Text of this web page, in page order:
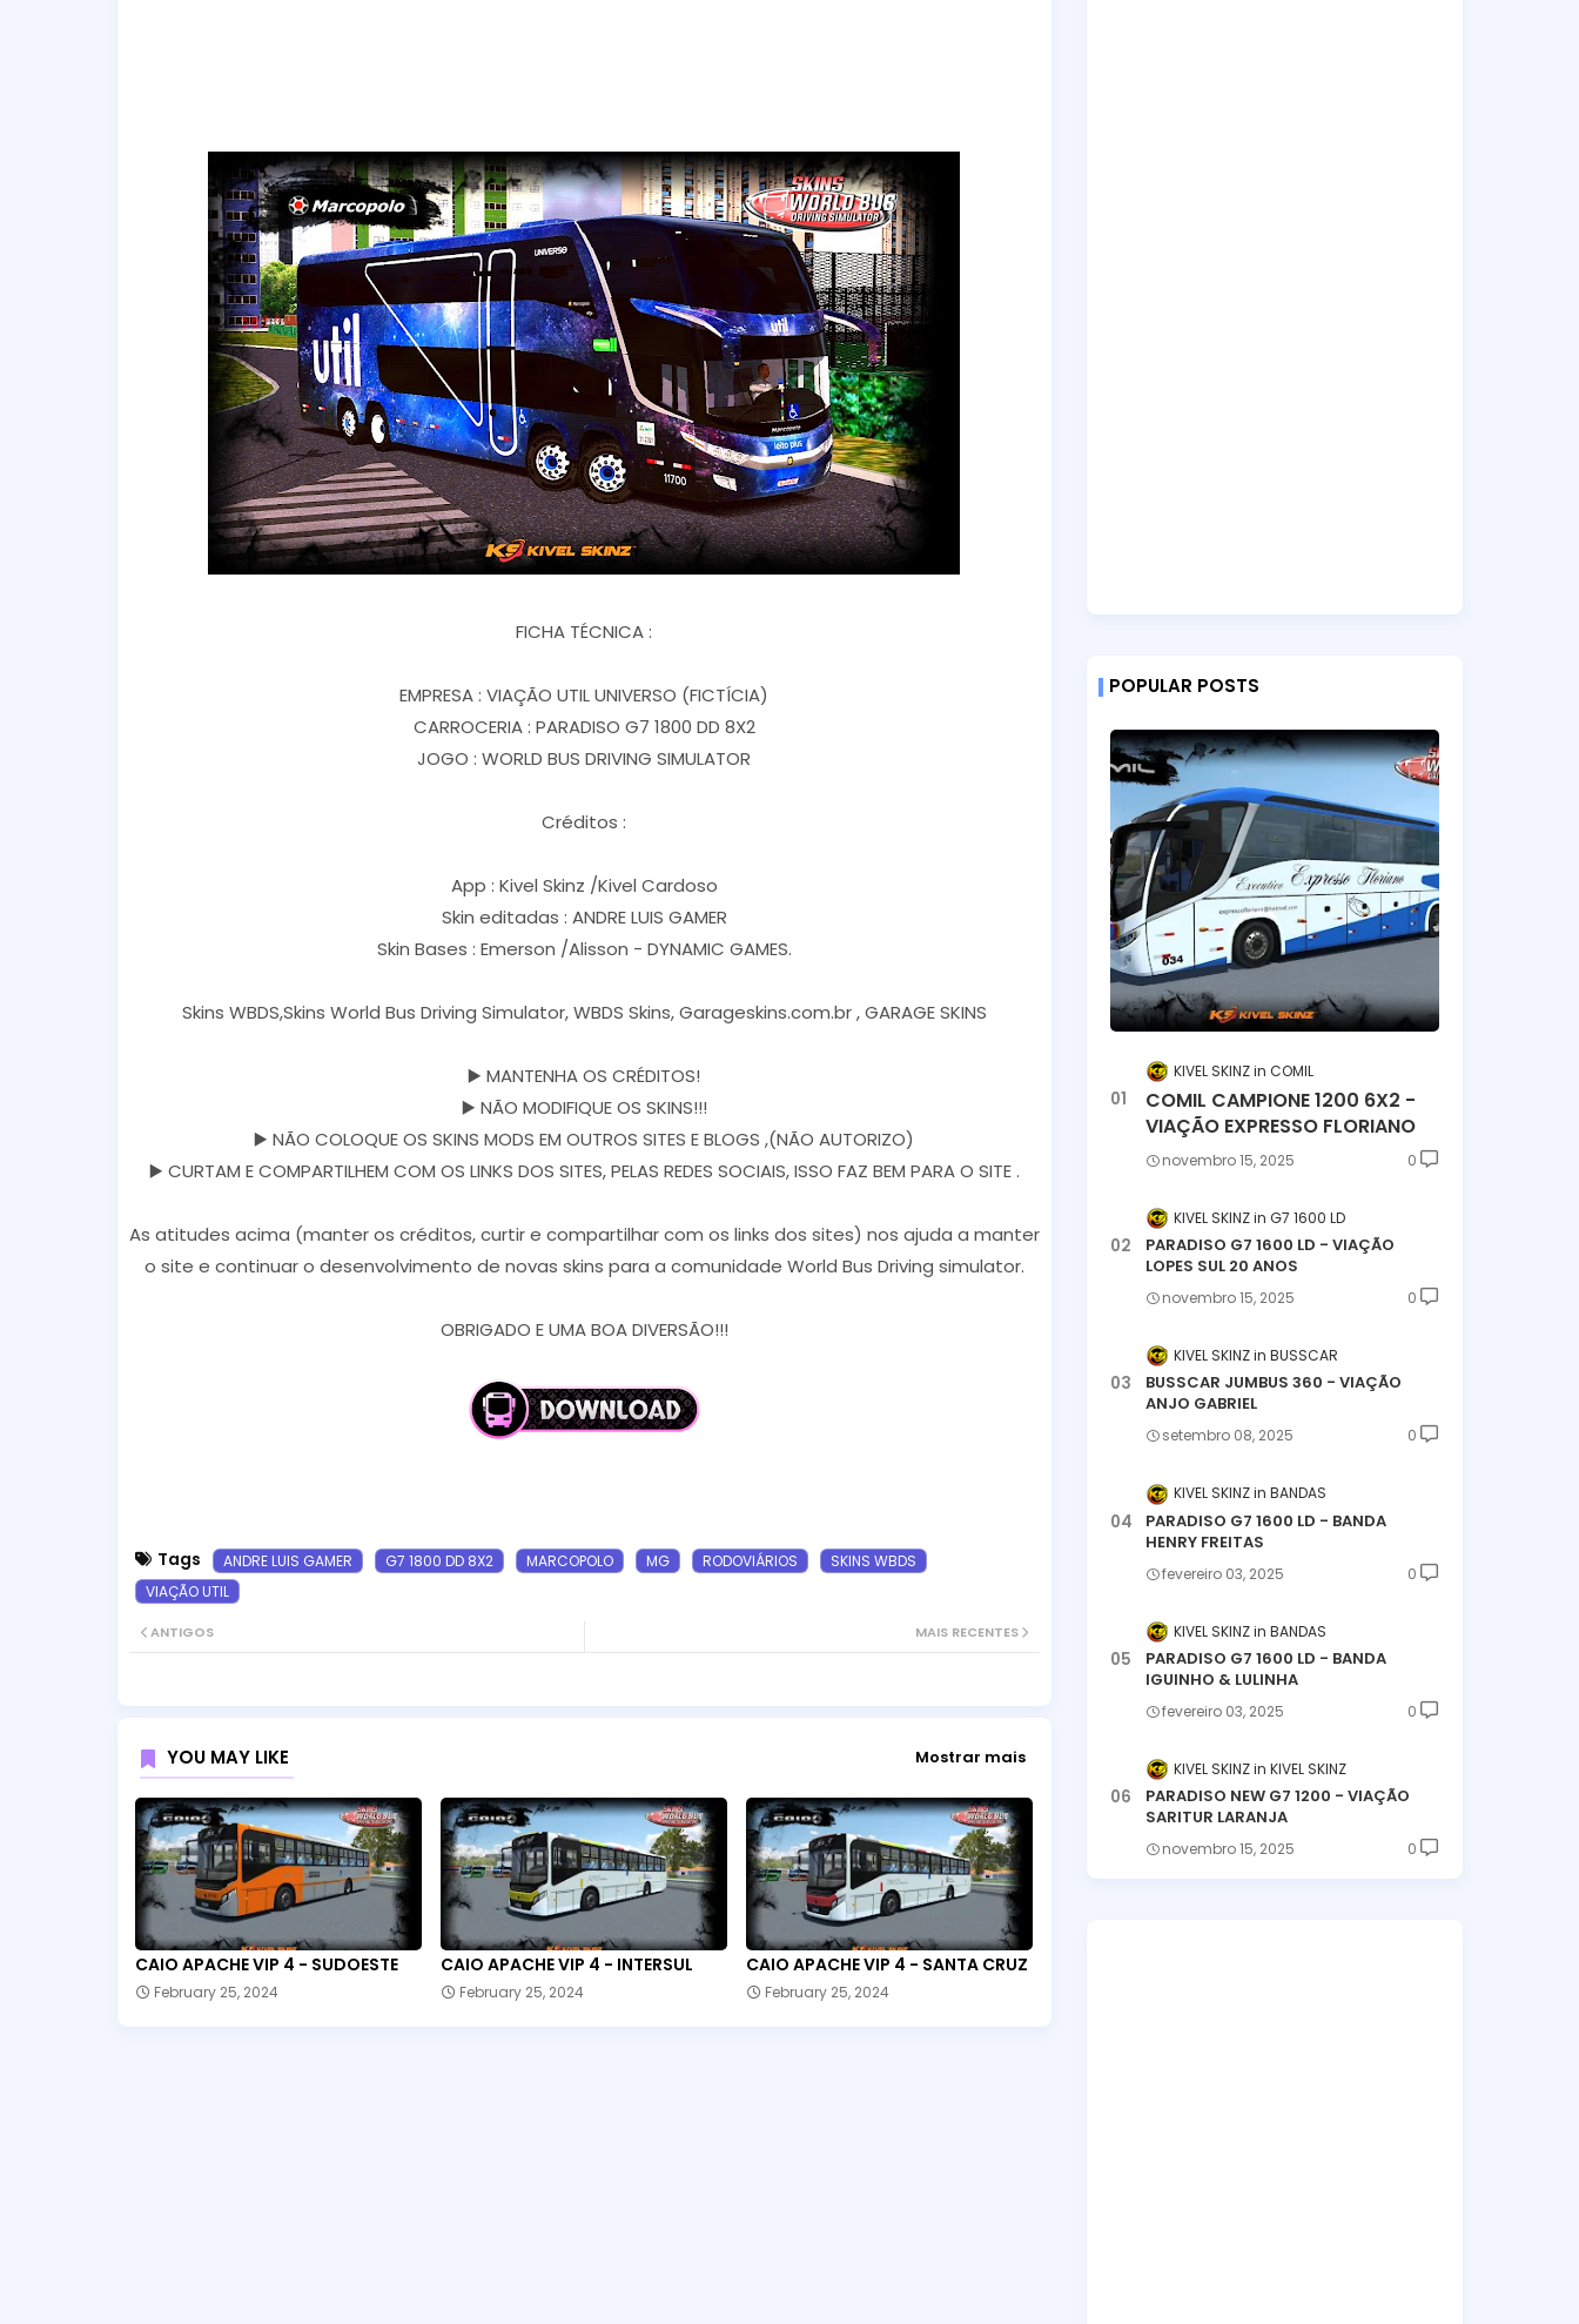
FICHA TÉCNICA :
EMPRESA : VIAÇÃO UTIL UNIVERSO (FICTÍCIA)
CARROCERIA : PARADISO G7 1800 DD 8X2
JOGO : WORLD BUS DRIVING SIMULATOR
Créditos :
App : Kivel Skinz /Kivel Cardoso
Skin editadas : ANDRE LUIS GAMER
Skin Bases : Emerson /Alisson - DYNAMIC GAMES.
Skins WBDS,Skins World Bus Driving Simulator, WBDS Skins, Garageskins.com.br , GARAGE SKINS
▶️ MANTENHA OS CRÉDITOS!
▶️ NÃO MODIFIQUE OS SKINS!!!
▶️ NÃO COLOQUE OS SKINS MODS EM OUTROS SITES E BLOGS ,(NÃO AUTORIZO)
▶️ CURTAM E COMPARTILHEM COM OS LINKS DOS SITES, PELAS REDES SOCIAIS, ISSO FAZ BEM PARA O SITE .
As atitudes acima (manter os créditos, curtir e compartilhar com os links dos sites) nos ajuda a manter
o site e continuar o desenvolvimento de novas skins para a comunidade World Bus Driving simulator.
OBRIGADO E UMA BOA DIVERSÃO!!!
Tags ANDRE LUIS GAMER G7 1800 DD 8X2 MARCOPOLO MG RODOVIÁRIOS
SKINS WBDS
VIAÇÃO UTIL
MAIS RECENTES
ANTIGOS
YOU MAY LIKE Mostrar mais
CAIO APACHE VIP 4 - SUDOESTE
February 25, 2024
CAIO APACHE VIP 4 - INTERSUL
February 25, 2024
CAIO APACHE VIP 4 - SANTA CRUZ
February 25, 2024
POPULAR POSTS
KIVEL SKINZ COMIL
COMIL CAMPIONE 1200 6X2 -
VIAÇÃO EXPRESSO FLORIANO
novembro 15, 2025 0
KIVEL SKINZ G7 1600 LD
PARADISO G7 1600 LD - VIAÇÃO
LOPES SUL 20 ANOS
novembro 15, 2025 0
KIVEL SKINZ BUSSCAR
BUSSCAR JUMBUS 360 - VIAÇÃO
ANJO GABRIEL
setembro 08, 2025 0
KIVEL SKINZ BANDAS
PARADISO G7 1600 LD - BANDA
HENRY FREITAS
fevereiro 03, 2025 0
KIVEL SKINZ BANDAS
PARADISO G7 1600 LD - BANDA
IGUINHO & LULINHA
fevereiro 03, 2025 0
KIVEL SKINZ KIVEL SKINZ
PARADISO NEW G7 1200 - VIAÇÃO
SARITUR LARANJA
novembro 15, 2025 0